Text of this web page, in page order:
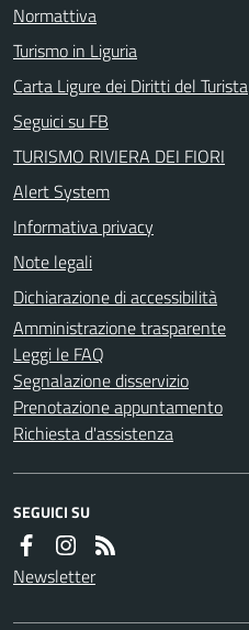
Normattiva
Turismo in Liguria
Carta Ligure dei Diritti del Turista
Seguici su FB
TURISMO RIVIERA DEI FIORI
Alert System
Informativa privacy
Note legali
Dichiarazione di accessibilità
Amministrazione trasparente
Leggi le FAQ
Segnalazione disservizio
Prenotazione appuntamento
Richiesta d'assistenza
SEGUICI SU
Newsletter